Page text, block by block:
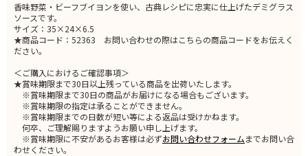
香味野菜・ビーフブイヨンを使い、古典レシピに忠実に仕上げたデミグラス
ソースです。
サイズ：35×24×6.5
★商品コード：52363 お問い合わせの際はこちらの商品コードをお伝えく
ださい。
＜ご購入におけるご確認事項＞
★賞味期限まで30日以上残っている商品を出荷いたします。
※賞味期限まで30日の商品がお届けになる場合もございます。
※賞味期限の指定は承ることができません。
※賞味期限までの日数が短い等による返品は受けかねます。
何卒、ご理解賜りますようお願い申し上げます。
※賞味期限に不安があるお客様は必ずお問い合わせフォームまでお問い合
わせください。